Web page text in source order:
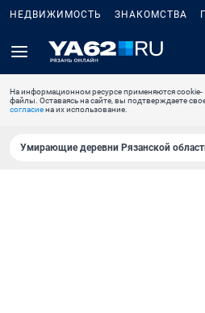
НЕДВИЖИМОСТЬ ЗНАКОМСТВА
На информационном ресурсе применяются cookie-
файлы. Оставаясь на сайте, вы подтверждаете
согласиена их использование.
Умирающие деревни Рязанской